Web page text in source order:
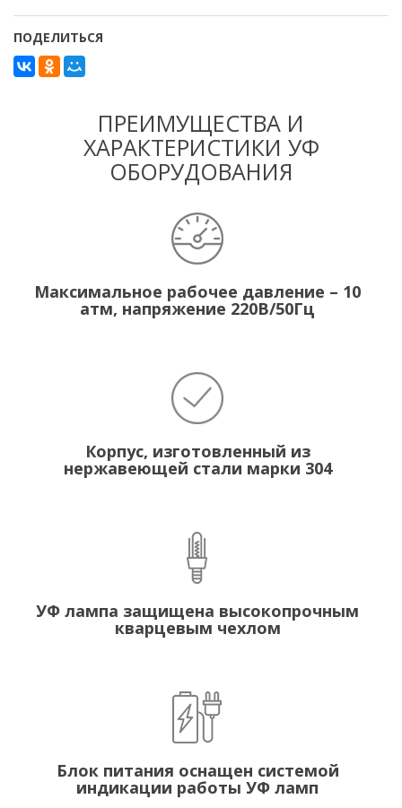
ПОДЕЛИТЬСЯ
ПРЕИМУЩЕСТВА И
ХАРАКТЕРИСТИКИ УФ
ОБОРУДОВАНИЯ
Максимальное рабочее давление – 10
атм, напряжение 220В/50Гц
Корпус, изготовленный из
нержавеющей стали марки 304
УФ лампа защищена высокопрочным
кварцевым чехлом
Блок питания оснащен системой
индикации работы УФ ламп